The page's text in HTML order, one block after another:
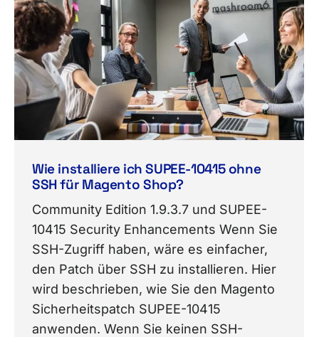
Wie installiere ich SUPEE-10415 ohne
SSH für Magento Shop?
Community Edition 1.9.3.7 und SUPEE-
10415 Security Enhancements Wenn Sie
SSH-Zugriff haben, wäre es einfacher,
den Patch über SSH zu installieren. Hier
wird beschrieben, wie Sie den Magento
Sicherheitspatch SUPEE-10415
anwenden. Wenn Sie keinen SSH-